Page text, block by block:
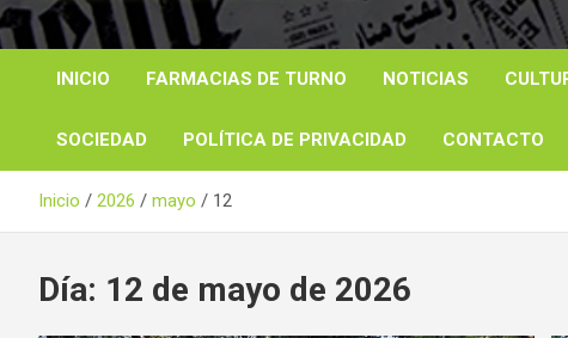
Informe 21
Noticas reales
INICIO FARMACIAS DE TURNO NOTICIAS
SOCIEDAD POLÍTICA DE PRIVACIDAD CONTACTO
Inicio 2026 mayo 12
Día: 12 de mayo de 2026